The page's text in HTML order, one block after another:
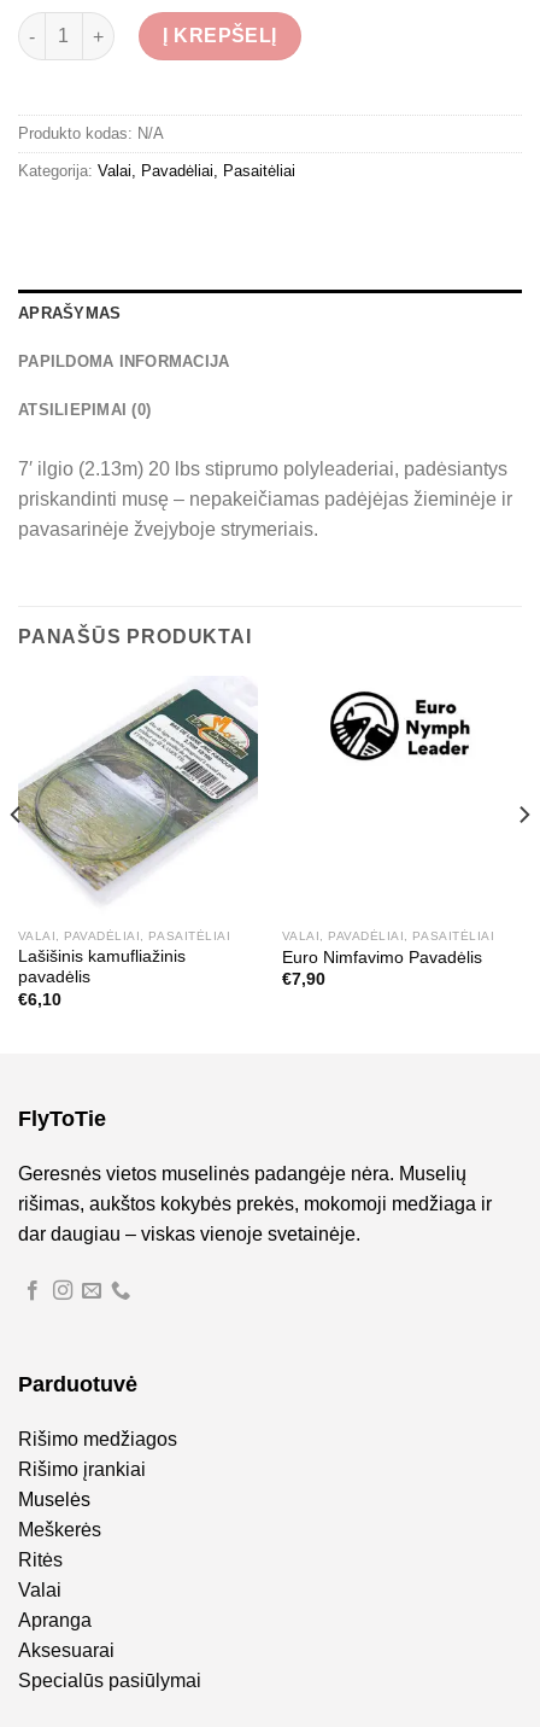
produkto kiekis: Traper Polyleaderiai 7' 20lbs
Į KREPŠELĮ
Produkto kodas: N/A
Kategorija: Valai, Pavadėliai, Pasaitėliai
APRAŠYMAS
PAPILDOMA INFORMACIJA
ATSILIEPIMAI (0)
7′ ilgio (2.13m) 20 lbs stiprumo polyleaderiai, padėsiantys
priskandinti musę – nepakeičiamas padėjėjas žieminėje ir
pavasarinėje žvejyboje strymeriais.
PANAŠŪS PRODUKTAI
VALAI, PAVADĖLIAI, PASAITĖLIAI
Lašišinis kamufliažinis
pavadėlis
€6,10
VALAI, PAVADĖLIAI, PASAITĖLIAI
Euro Nimfavimo Pavadėlis
€7,90
FlyToTie
Geresnės vietos muselinės padangėje nėra. Muselių
rišimas, aukštos kokybės prekės, mokomoji medžiaga ir
dar daugiau – viskas vienoje svetainėje.
Parduotuvė
Rišimo medžiagos
Rišimo įrankiai
Muselės
Meškerės
Ritės
Valai
Apranga
Aksesuarai
Specialūs pasiūlymai